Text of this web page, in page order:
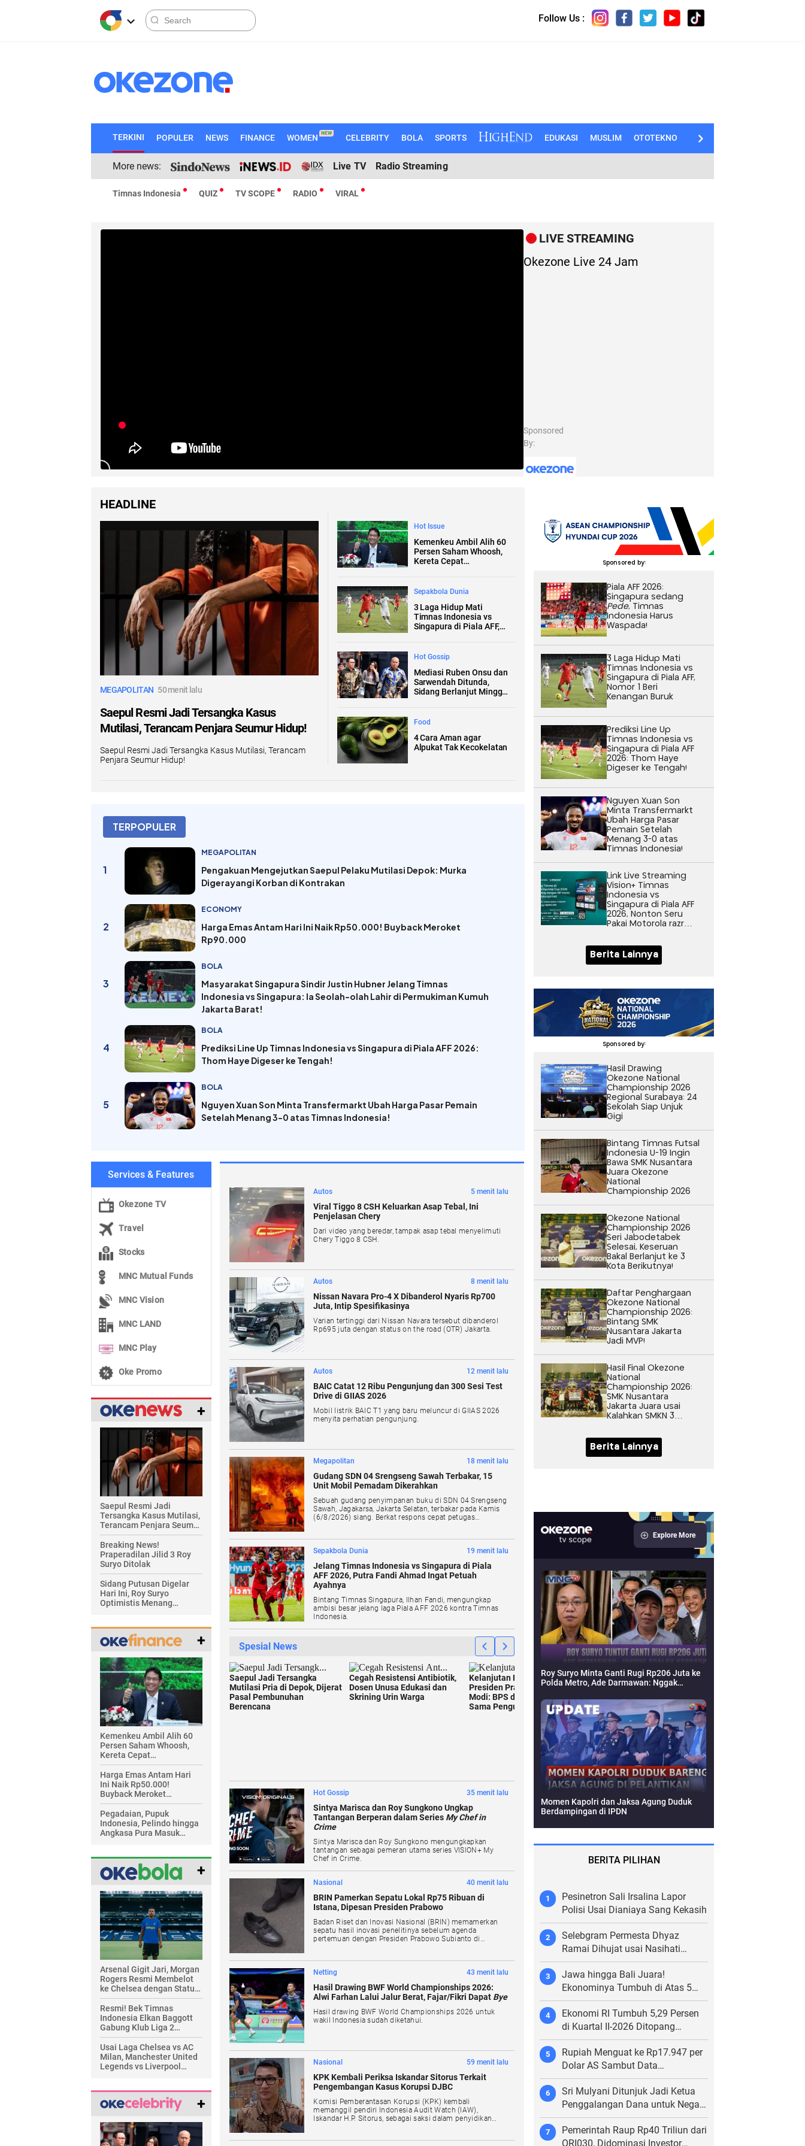
Follow Us :
TERKINI POPULER NEWS FINANCE WOMEN NEW CELEBRITY BOLA SPORTS EDUKASI MUSLIM OTOTEKNO
More news: Live TV Radio Streaming
Timnas Indonesia QUIZ TV SCOPE RADIO VIRAL
LIVE STREAMING
Okezone Live 24 Jam
Sponsored
By:
HEADLINE
MEGAPOLITAN 50 menit lalu
Saepul Resmi Jadi Tersangka Kasus
Mutilasi, Terancam Penjara Seumur Hidup!
Saepul Resmi Jadi Tersangka Kasus Mutilasi, Terancam
Penjara Seumur Hidup!
Hot Issue
Kemenkeu Ambil Alih 60
Persen Saham Whoosh,
Kereta Cepat
Sepakbola Dunia
3 Laga Hidup Mati
Timnas Indonesia vs
Singapura di Piala AFF,
Hot Gossip
Mediasi Ruben Onsu dan
Sarwendah Ditunda,
Sidang Berlanjut Minggu
Food
4 Cara Aman agar
Alpukat Tak Kecokelatan
TERPOPULER
1
MEGAPOLITAN
Pengakuan Mengejutkan Saepul Pelaku Mutilasi Depok: Murka
Digerayangi Korban di Kontrakan
2
ECONOMY
Harga Emas Antam Hari Ini Naik Rp50.000! Buyback Meroket
Rp90.000
3
BOLA
Masyarakat Singapura Sindir Justin Hubner Jelang Timnas
Indonesia vs Singapura: Ia Seolah-olah Lahir di Permukiman Kumuh
Jakarta Barat!
4
BOLA
Prediksi Line Up Timnas Indonesia vs Singapura di Piala AFF 2026:
Thom Haye Digeser ke Tengah!
5
BOLA
Nguyen Xuan Son Minta Transfermarkt Ubah Harga Pasar Pemain
Setelah Menang 3-0 atas Timnas Indonesia!
Services & Features
Okezone TV
Travel
Stocks
MNC Mutual Funds
MNC Vision
MNC LAND
MNC Play
Oke Promo
+
Saepul Resmi Jadi
Tersangka Kasus Mutilasi,
Terancam Penjara Seumur
Hidup!
Breaking News!
Praperadilan Jilid 3 Roy
Suryo Ditolak
Sidang Putusan Digelar
Hari Ini, Roy Suryo
Optimistis Menang
+
Kemenkeu Ambil Alih 60
Persen Saham Whoosh,
Kereta Cepat
Diperpanjang hingga
Surabaya
Harga Emas Antam Hari
Ini Naik Rp50.000!
Buyback Meroket
Rp90.000
Pegadaian, Pupuk
Indonesia, Pelindo hingga
Angkasa Pura Masuk
+
Arsenal Gigit Jari, Morgan
Rogers Resmi Membelot
ke Chelsea dengan Status
Pemain Termahal!
Resmi! Bek Timnas
Indonesia Elkan Baggott
Gabung Klub Liga 2
Inggris Millwall FC
Usai Laga Chelsea vs AC
Milan, Manchester United
Legends vs Liverpool
+
Autos
Viral Tiggo 8 CSH Keluarkan Asap Tebal, Ini
Penjelasan Chery
Dari video yang beredar, tampak asap tebal menyelimuti
Chery Tiggo 8 CSH.
5 menit lalu
Autos
Nissan Navara Pro-4 X Dibanderol Nyaris Rp700
Juta, Intip Spesifikasinya
Varian tertinggi dari Nissan Navara tersebut dibanderol
Rp695 juta dengan status on the road (OTR) Jakarta.
8 menit lalu
Autos
BAIC Catat 12 Ribu Pengunjung dan 300 Sesi Test
Drive di GIIAS 2026
Mobil listrik BAIC T1 yang baru meluncur di GIIAS 2026
menyita perhatian pengunjung.
12 menit lalu
Megapolitan
Gudang SDN 04 Srengseng Sawah Terbakar, 15
Unit Mobil Pemadam Dikerahkan
Sebuah gudang penyimpanan buku di SDN 04 Srengseng
Sawah, Jagakarsa, Jakarta Selatan, terbakar pada Kamis
(6/8/2026) siang. Berkat respons cepat petugas
18 menit lalu
Sepakbola Dunia
Jelang Timnas Indonesia vs Singapura di Piala
AFF 2026, Putra Fandi Ahmad Ingat Petuah
Ayahnya
Bintang Timnas Singapura, Ilhan Fandi, mengungkap
ambisi besar jelang laga Piala AFF 2026 kontra Timnas
Indonesia.
19 menit lalu
Hot Gossip
Sintya Marisca dan Roy Sungkono Ungkap
Tantangan Berperan dalam Series My Chef in
Crime
Sintya Marisca dan Roy Sungkono mengungkapkan
tantangan sebagai pemeran utama series VISION+ My
Chef in Crime.
35 menit lalu
Nasional
BRIN Pamerkan Sepatu Lokal Rp75 Ribuan di
Istana, Dipesan Presiden Prabowo
Badan Riset dan Inovasi Nasional (BRIN) memamerkan
sepatu hasil inovasi penelitinya sebelum agenda
pertemuan dengan Presiden Prabowo Subianto di
40 menit lalu
Netting
Hasil Drawing BWF World Championships 2026:
Alwi Farhan Lalui Jalur Berat, Fajar/Fikri Dapat Bye
Hasil drawing BWF World Championships 2026 untuk
wakil Indonesia sudah diketahui.
43 menit lalu
Nasional
KPK Kembali Periksa Iskandar Sitorus Terkait
Pengembangan Kasus Korupsi DJBC
Komisi Pemberantasan Korupsi (KPK) kembali
memanggil pendiri Indonesia Audit Watch (IAW),
Iskandar H.P. Sitorus, sebagai saksi dalam penyidikan
59 menit lalu
BERITA PILIHAN
1
Pesinetron Sali Irsalina Lapor
Polisi Usai Dianiaya Sang Kekasih
2
Selebgram Permesta Dhyaz
Ramai Dihujat usai Nasihati
Netizen untuk Kurangi Flexing
3
Jawa hingga Bali Juara!
Ekonominya Tumbuh di Atas 5
Persen
4
Ekonomi RI Tumbuh 5,29 Persen
di Kuartal II-2026 Ditopang
Konsumsi Rumah Tangga
5
Rupiah Menguat ke Rp17.947 per
Dolar AS Sambut Data
Pertumbuhan Ekonomi Indonesia
6
Sri Mulyani Ditunjuk Jadi Ketua
Penggalangan Dana untuk Negara
Miskisn
7
Pemerintah Raup Rp40 Triliun dari
ORI030, Didominasi Investor